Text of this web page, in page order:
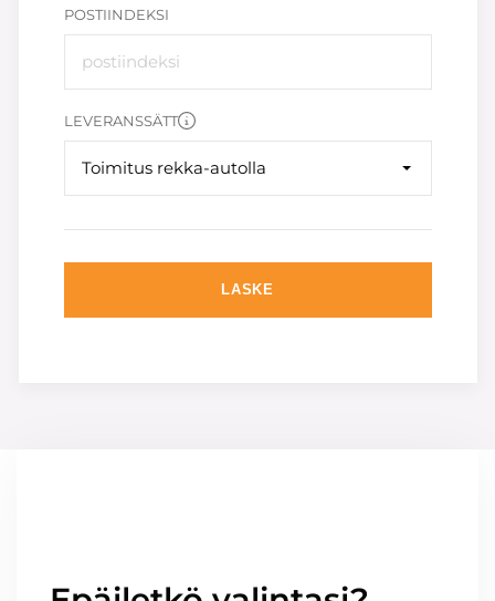
POSTIINDEKSI
LEVERANSSÄTT
Toimitus rekka-autolla
LASKE